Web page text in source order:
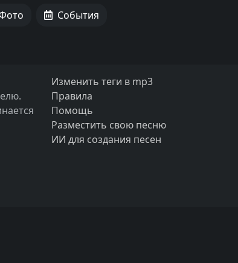
События
Изменить теги в mp3
Правила
Помощь
Разместить свою песню
ИИ для создания песен